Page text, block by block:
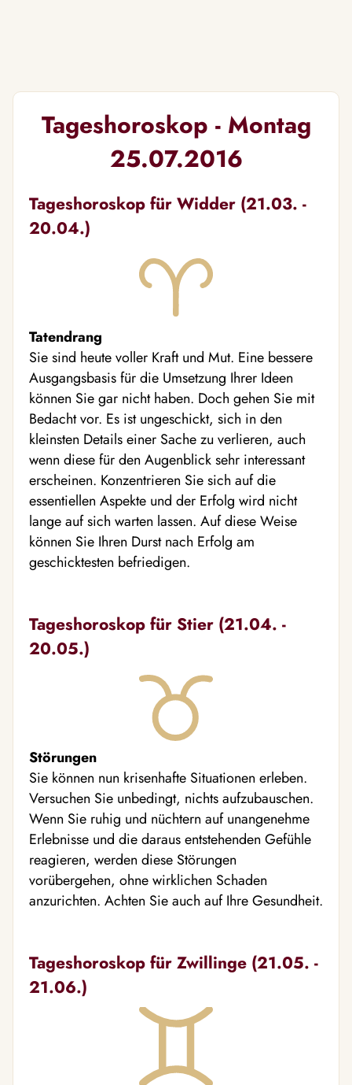
Tageshoroskop - Montag
25.07.2016
Tageshoroskop für Widder (21.03. -
20.04.)
Tatendrang
Sie sind heute voller Kraft und Mut. Eine bessere
Ausgangsbasis für die Umsetzung Ihrer Ideen
können Sie gar nicht haben. Doch gehen Sie mit
Bedacht vor. Es ist ungeschickt, sich in den
kleinsten Details einer Sache zu verlieren, auch
wenn diese für den Augenblick sehr interessant
erscheinen. Konzentrieren Sie sich auf die
essentiellen Aspekte und der Erfolg wird nicht
lange auf sich warten lassen. Auf diese Weise
können Sie Ihren Durst nach Erfolg am
geschicktesten befriedigen.
Tageshoroskop für Stier (21.04. -
20.05.)
Störungen
Sie können nun krisenhafte Situationen erleben.
Versuchen Sie unbedingt, nichts aufzubauschen.
Wenn Sie ruhig und nüchtern auf unangenehme
Erlebnisse und die daraus entstehenden Gefühle
reagieren, werden diese Störungen
vorübergehen, ohne wirklichen Schaden
anzurichten. Achten Sie auch auf Ihre Gesundheit.
Tageshoroskop für Zwillinge (21.05. -
21.06.)